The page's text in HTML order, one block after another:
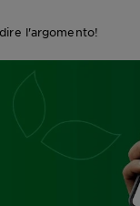
l'argomento!